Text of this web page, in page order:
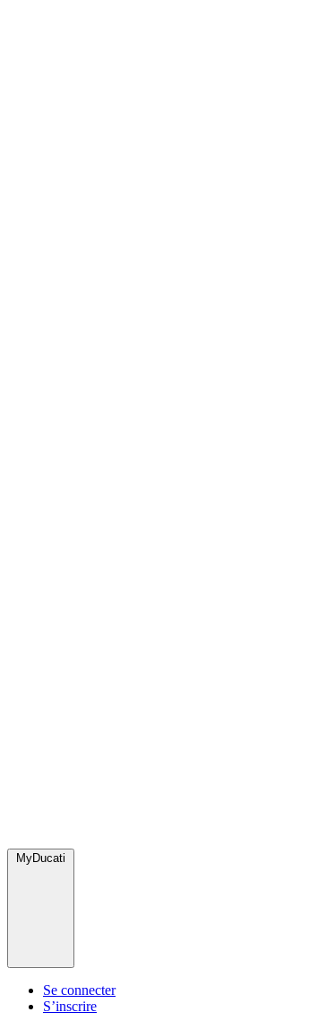
MyDucati
Se connecter
S’inscrire